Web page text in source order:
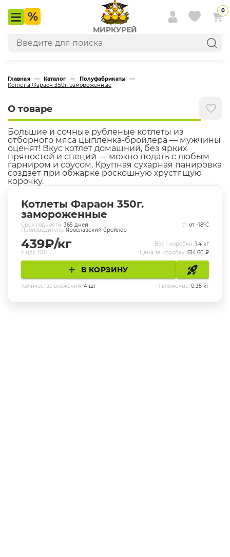
МИРКУРЕЙ
0
Главная — Каталог — Полуфабрикаты
—
Котлеты Фараон 350г. замороженные
О товаре
Большие и сочные рубленые котлеты из
отборного мяса цыплёнка-бройлера — мужчины
оценят! Вкус котлет домашний, без ярких
пряностей и специй — можно подать с любым
гарниром и соусом. Крупная сухарная панировка
создаёт при обжарке роскошную хрустящую
корочку.
Котлеты Фараон 350г.
замороженные
Cрок годности: 365 дней t°: от -18°C
Производитель: Ярославский бройлер
439₽/кг
с ндс 10%
Вес 1 коробки: 1.4 кг
Цена за коробку: 614.60 ₽
В КОРЗИНУ
Количество вложений: 4 шт 1 вложение: 0.35 кг